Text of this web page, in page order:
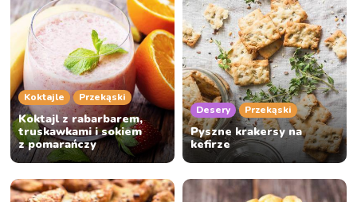
Koktajle Przekąski
Koktajl z rabarbarem,
truskawkami i sokiem
z pomarańczy
Desery Przekąski
Pyszne krakersy na
kefirze